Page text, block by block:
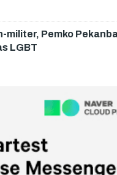
militer, Pemko
LGBT